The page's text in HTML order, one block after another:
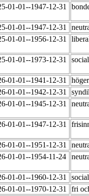
01-01--1947-12-31
01-01--1947-12-31
01-01--1956-12-31
01-01--1973-12-31
01-01--1941-12-31
01-01--1942-12-31
01-01--1945-12-31
01-01--1947-12-31
01-01--1951-12-31
01-01--1954-11-24
01-01--1960-12-31
01-01--1970-12-31
fri